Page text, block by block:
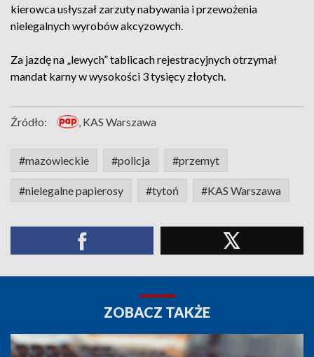
kierowca usłyszał zarzuty nabywania i przewożenia
nielegalnych wyrobów akcyzowych.
Za jazdę na „lewych” tablicach rejestracyjnych otrzymał
mandat karny w wysokości 3 tysięcy złotych.
Źródło: , KAS Warszawa
#mazowieckie #policja #przemyt
#nielegalne papierosy #tytoń #KAS Warszawa
ZOBACZ TAKŻE